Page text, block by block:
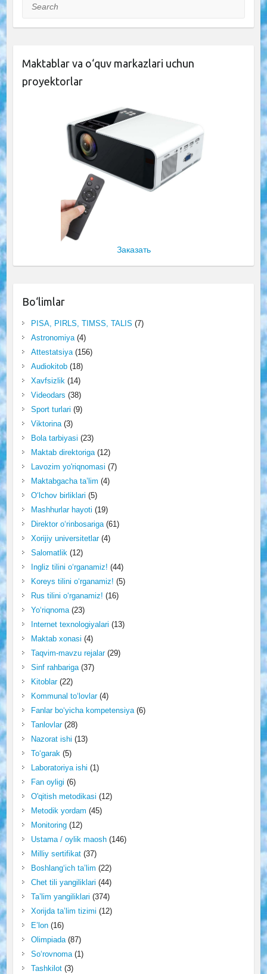
Search
Maktablar va o‘quv markazlari uchun
proyektorlar
Заказать
Bo‘limlar
PISA, PIRLS, TIMSS, TALIS (7)
Astronomiya(4)
Attestatsiya(156)
Audiokitob(18)
Xavfsizlik(14)
Videodars (38)
Sport turlari (9)
Viktorina(3)
Bola tarbiyasi (23)
Maktab direktoriga(12)
Lavozim yo'riqnomasi (7)
Maktabgacha ta’lim (4)
O‘lchov birliklari (5)
Mashhurlar hayoti (19)
Direktor o‘rinbosariga(61)
Xorijiy universitetlar(4)
Salomatlik(12)
Ingliz tilini o‘rganamiz! (44)
Koreys tilini o‘rganamiz! (5)
Rus tilini o‘rganamiz! (16)
Yo‘riqnoma(23)
Internet texnologiyalari (13)
Maktab xonasi (4)
Taqvim-mavzu rejalar(29)
Sinf rahbariga(37)
Kitoblar(22)
Kommunal to‘lovlar(4)
Fanlar bo‘yicha kompetensiya(6)
Tanlovlar(28)
Nazorat ishi (13)
To‘garak(5)
Laboratoriya ishi (1)
Fan oyligi (6)
O'qitish metodikasi (12)
Metodik yordam (45)
Monitoring(12)
Ustama / oylik maosh(146)
Milliy sertifikat(37)
Boshlang‘ich ta’lim (22)
Chet tili yangiliklari (44)
Ta’lim yangiliklari (374)
Xorijda ta’lim tizimi (12)
E’lon(16)
Olimpiada(87)
So‘rovnoma(1)
Tashkilot(3)